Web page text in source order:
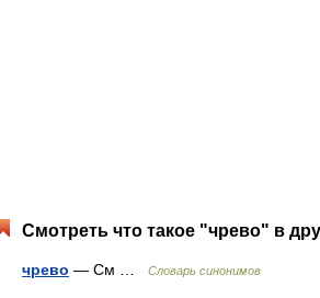
Смотреть что такое "чрево" в
чрево — См … Словарь синонимов